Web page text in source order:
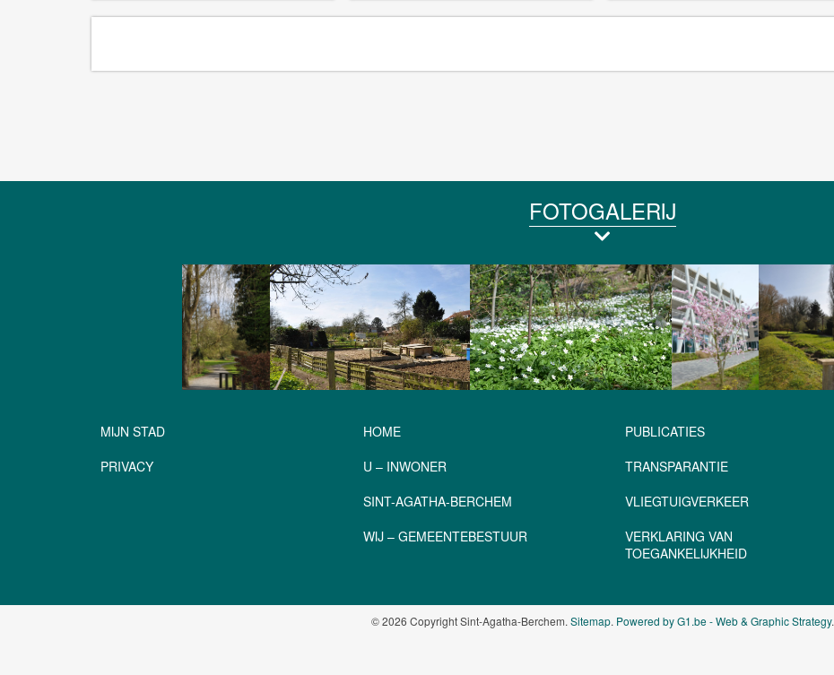
FOTOGALERIJ
MIJN STAD
PRIVACY
HOME
U – INWONER
SINT-AGATHA-BERCHEM
WIJ – GEMEENTEBESTUUR
PUBLICATIES
TRANSPARANTIE
VLIEGTUIGVERKEER
VERKLARING VAN
TOEGANKELIJKHEID
© 2026 Copyright Sint-Agatha-Berchem. Sitemap. Powered by G1.be - Web & Graphic Strategy.